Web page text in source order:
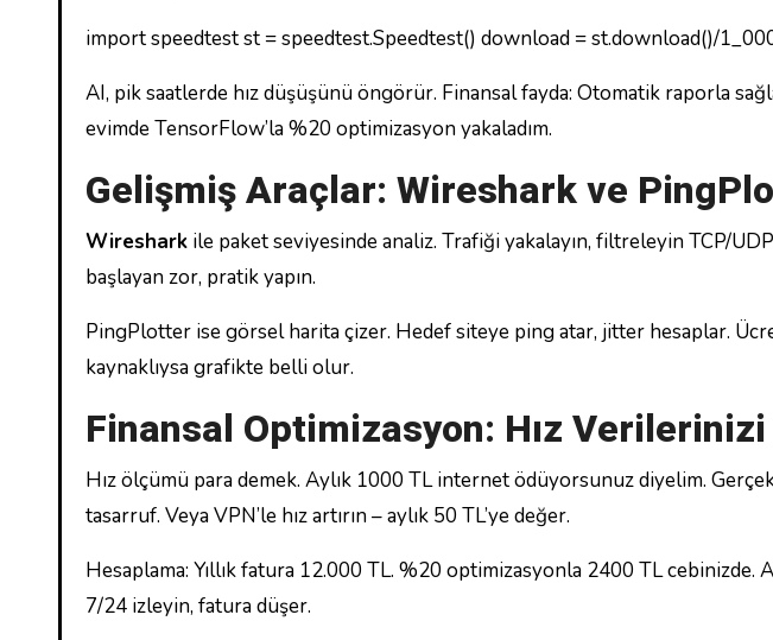
import speedtest st = speedtest.Speedtest() download = st.download()/
AI, pik saatlerde hız düşüşünü öngörür. Finansal fayda: Otomatik raporla
evimde TensorFlow’la %20 optimizasyon yakaladım.
Gelişmiş Araçlar: Wireshark ve
Wireshark ile paket seviyesinde analiz. Trafiği yakalayın, filtreleyin TCP/
başlayan zor, pratik yapın.
PingPlotter ise görsel harita çizer. Hedef siteye ping atar, jitter hesaplar.
kaynaklıysa grafikte belli olur.
Finansal Optimizasyon: Hız
Hız ölçümü para demek. Aylık 1000 TL internet ödüyorsunuz diyelim.
tasarruf. Veya VPN’le hız artırın – aylık 50 TL’ye değer.
Hesaplama: Yıllık fatura 12.000 TL. %20 optimizasyonla 2400 TL cebinizde.
7/24 izleyin, fatura düşer.